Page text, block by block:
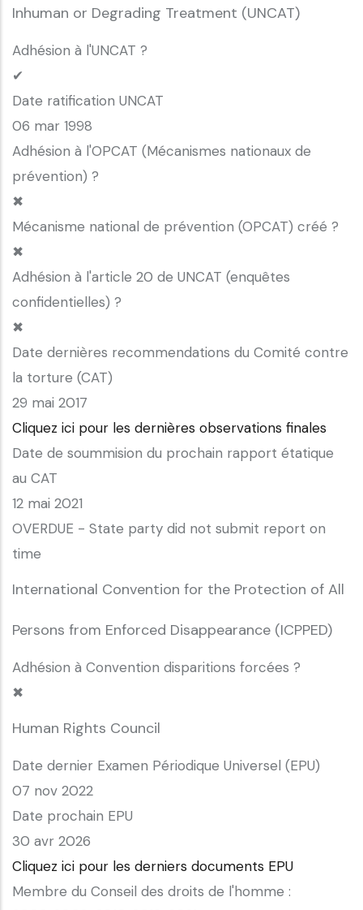
Inhuman or Degrading Treatment (UNCAT)
Adhésion à l'UNCAT ?
✔
Date ratification UNCAT
06 mar 1998
Adhésion à l'OPCAT (Mécanismes nationaux de
prévention) ?
✖
Mécanisme national de prévention (OPCAT) créé ?
✖
Adhésion à l'article 20 de UNCAT (enquêtes
confidentielles) ?
✖
Date dernières recommendations du Comité contre
la torture (CAT)
29 mai 2017
Cliquez ici pour les dernières observations finales
Date de soummision du prochain rapport étatique
au CAT
12 mai 2021
OVERDUE - State party did not submit report on
time
International Convention for the Protection of All
Persons from Enforced Disappearance (ICPPED)
Adhésion à Convention disparitions forcées ?
✖
Human Rights Council
Date dernier Examen Périodique Universel (EPU)
07 nov 2022
Date prochain EPU
30 avr 2026
Cliquez ici pour les derniers documents EPU
Membre du Conseil des droits de l'homme :